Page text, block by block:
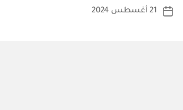
كاتب
ة
تاريخ
21 أغسطس 2024